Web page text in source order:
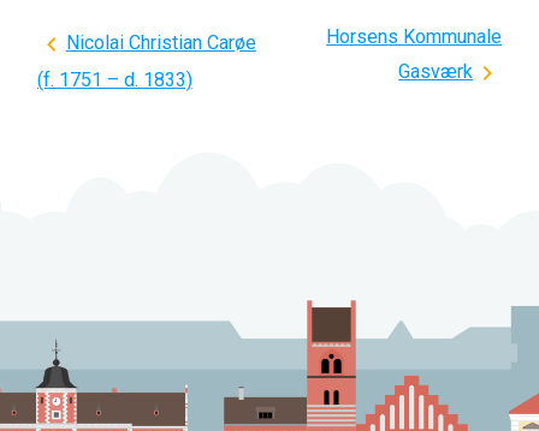
Indlægsnavigation
Nicolai Christian Carøe
(f. 1751 – d. 1833)
Horsens Kommunale
Gasværk